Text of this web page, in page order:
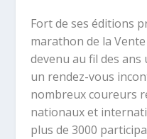
Fort de ses éditions
marathon de la
devenu au fil des
un rendez-vous
nombreux coureurs
nationaux et
plus de 3000